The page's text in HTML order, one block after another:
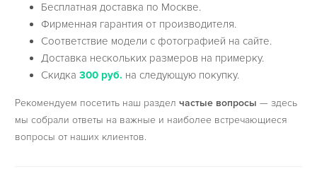
Бесплатная доставка по Москве.
Фирменная гарантия от производителя.
Соответствие модели с фотографией на сайте.
Доставка нескольких размеров на примерку.
Скидка300 руб. на следующую покупку.
Рекомендуем посетить наш раздел частые вопросы — здесь
мы собрали ответы на важные и наиболее встречающиеся
вопросы от наших клиентов.